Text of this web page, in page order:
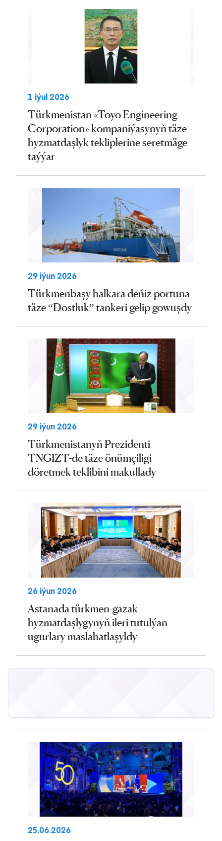
1 iýul 2026
Türkmenistan «Toyo Engineering
Corporation» kompaniýasynyň täze
hyzmatdaşlyk tekliplerine seretmäge
taýýar
29 iýun 2026
Türkmenbaşy halkara deňiz portuna
täze “Dostluk” tankeri gelip gowuşdy
29 iýun 2026
Türkmenistanyň Prezidenti
TNGIZT-de täze önümçiligi
döretmek teklibini makullady
26 iýun 2026
Astanada türkmen-gazak
hyzmatdaşlygynyň ileri tutulýan
ugurlary maslahatlaşyldy
25.06.2026